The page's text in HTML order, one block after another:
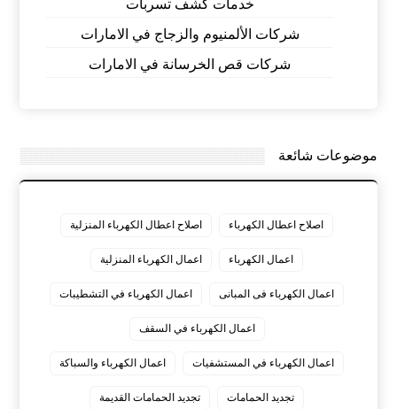
خدمات كشف تسربات
شركات الألمنيوم والزجاج في الامارات
شركات قص الخرسانة في الامارات
موضوعات شائعة
اصلاح اعطال الكهرباء اصلاح اعطال الكهرباء المنزلية
اعمال الكهرباء اعمال الكهرباء المنزلية
اعمال الكهرباء فى المبانى اعمال الكهرباء في التشطيبات
اعمال الكهرباء في السقف
اعمال الكهرباء في المستشفيات اعمال الكهرباء والسباكة
تجديد الحمامات تجديد الحمامات القديمة